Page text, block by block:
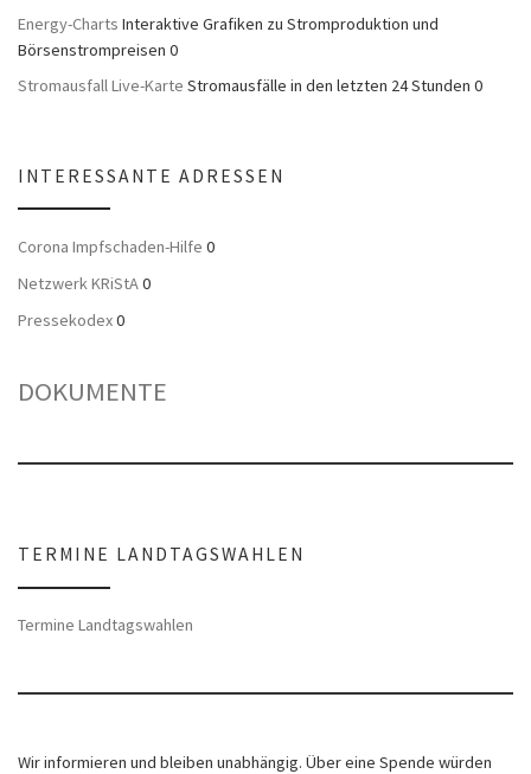
Energy-Charts Interaktive Grafiken zu Stromproduktion und
Börsenstrompreisen 0
Stromausfall Live-Karte Stromausfälle in den letzten 24 Stunden 0
INTERESSANTE ADRESSEN
Corona Impfschaden-Hilfe 0
Netzwerk KRiStA0
Pressekodex0
DOKUMENTE
TERMINE LANDTAGSWAHLEN
Termine Landtagswahlen
Wir informieren und bleiben unabhängig. Über eine Spende würden